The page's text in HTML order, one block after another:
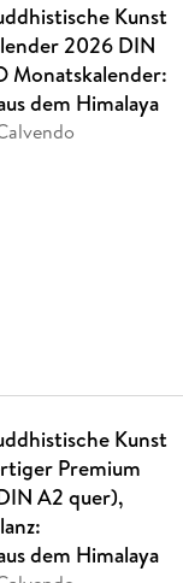
Kunst
2026 DIN
Monatskalender:
dem Himalaya
Kunst
Premium
A2 quer),
dem Himalaya